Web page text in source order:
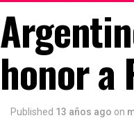
honor a
Published 13 años ago on